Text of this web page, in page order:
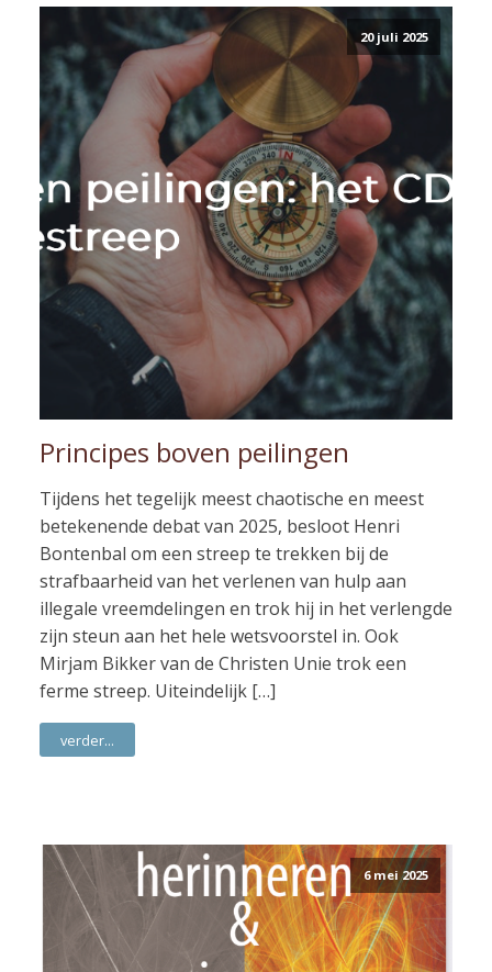
20 juli 2025
Principes boven peilingen
Tijdens het tegelijk meest chaotische en meest
betekenende debat van 2025, besloot Henri
Bontenbal om een streep te trekken bij de
strafbaarheid van het verlenen van hulp aan
illegale vreemdelingen en trok hij in het verlengde
zijn steun aan het hele wetsvoorstel in. Ook
Mirjam Bikker van de Christen Unie trok een
ferme streep. Uiteindelijk […]
verder...
6 mei 2025